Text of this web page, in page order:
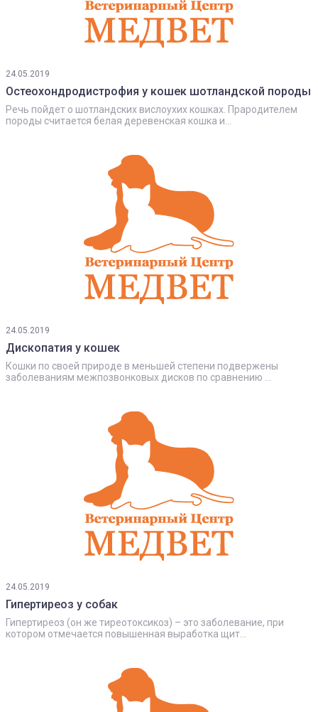
24.05.2019
Остеохондродистрофия у кошек шотландской породы
Речь пойдет о шотландских вислоухих кошках. Прародителем
породы считается белая деревенская кошка и...
24.05.2019
Дископатия у кошек
Кошки по своей природе в меньшей степени подвержены
заболеваниям межпозвонковых дисков по сравнению ...
24.05.2019
Гипертиреоз у собак
Гипертиреоз (он же тиреотоксикоз) – это заболевание, при
котором отмечается повышенная выработка щит...